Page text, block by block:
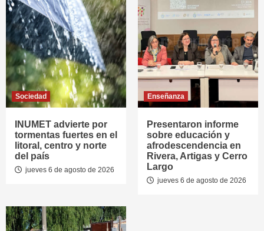
Sociedad
INUMET advierte por
tormentas fuertes en el
litoral, centro y norte
del país
jueves 6 de agosto de 2026
Enseñanza
Presentaron informe
sobre educación y
afrodescendencia en
Rivera, Artigas y Cerro
Largo
jueves 6 de agosto de 2026